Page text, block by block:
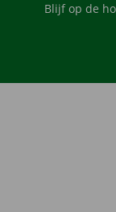
Blijf op de